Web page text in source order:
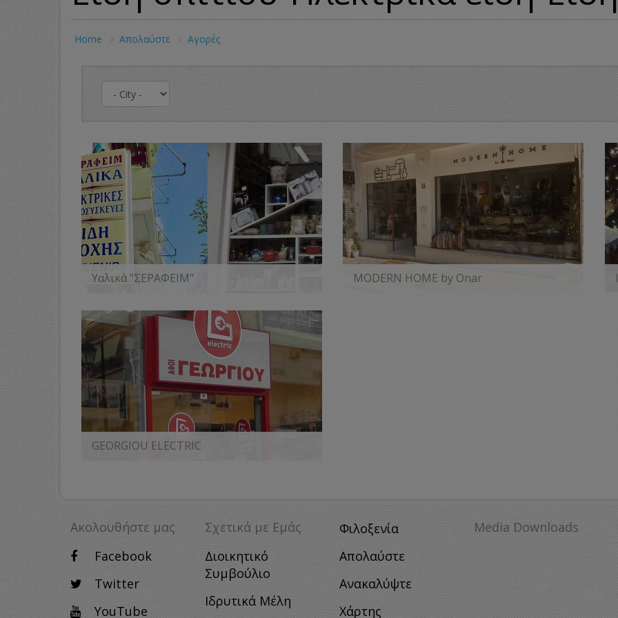
Home Απολαύστε Αγορές
Υαλικά "ΣΕΡΑΦΕΙΜ" MODERN HOME by Onar
GEORGIOU ELECTRIC
Ακολουθήστε μας
Facebook
Twitter
YouTube
Σχετικά με Eμάς
Διοικητικό
Συμβούλιο
Ιδρυτικά Μέλη
Φιλοξενία
Απολαύστε
Ανακαλύψτε
Χάρτης
Media Downloads